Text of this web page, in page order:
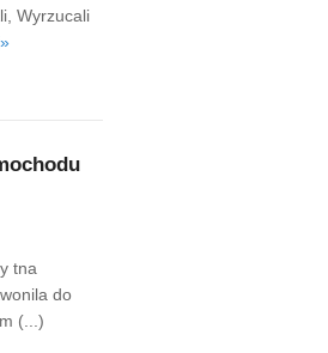
Wyrzucali
tna
do
(...)